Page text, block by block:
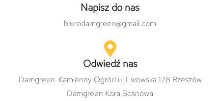
Napisz do nas
biurodamgreen@gmail.com
Odwiedź nas
Damgreen-Kamienny Ogród ul.Lwowska 128 Rzeszów
Damgreen Kora Sosnowa